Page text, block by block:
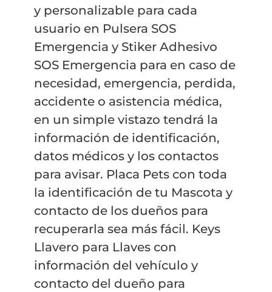
y personalizable para cada
usuario en Pulsera SOS
Emergencia y Stiker Adhesivo
SOS Emergencia para en caso de
necesidad, emergencia, perdida,
accidente o asistencia médica,
en un simple vistazo tendrá la
información de identificación,
datos médicos y los contactos
para avisar. Placa Pets con toda
la identificación de tu Mascota y
contacto de los dueños para
recuperarla sea más fácil. Keys
Llavero para Llaves con
información del vehículo y
contacto del dueño para